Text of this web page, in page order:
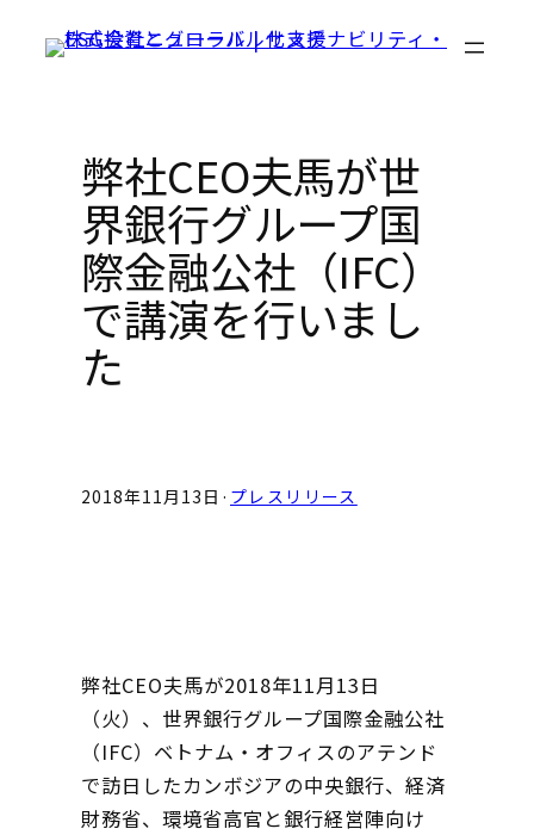
弊社CEO夫馬が世
界銀行グループ国
際金融公社（IFC）
で講演を行いまし
た
2018年11月13日 · プレスリリース
弊社CEO夫馬が2018年11月13日
（火）、世界銀行グループ国際金融公社
（IFC）ベトナム・オフィスのアテンド
で訪日したカンボジアの中央銀行、経済
財務省、環境省高官と銀行経営陣向け